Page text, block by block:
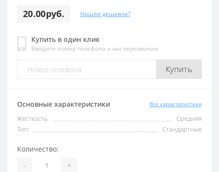
20.00руб. Нашли дешевле?
Купить в один клик
Введите номер телефона и мы перезвоним
Купить
Основные характеристики Все характеристики
Жесткость:
Средняя
Тип:
Стандартные
Количество:
- +